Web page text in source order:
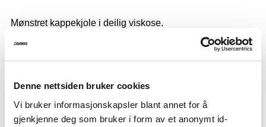
Denne nettsiden bruker cookies
Vi bruker informasjonskapsler blant annet for å
gjenkjenne deg som bruker i form av et anonymt id-
Mønstret kappekjole i deilig viskose.
Rund hals og knappestolpe med delvis lukking med 4
knapper som gir en V-hals-fasong
3/4 erm med elastisk avslutning
Rynkesøm i livet
Kjolen er 124 cm lang i størrelse M, med et brystmål på